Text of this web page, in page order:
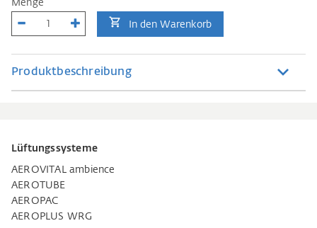
Menge
In den Warenkorb
Produktbeschreibung
Lüftungssysteme
AEROVITAL ambience
AEROTUBE
AEROPAC
AEROPLUS WRG